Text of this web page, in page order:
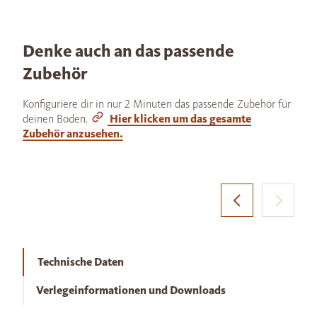
Denke auch an das passende
Zubehör
Konfiguriere dir in nur 2 Minuten das passende Zubehör für
deinen Boden.
Hier klicken um das gesamte
Zubehör anzusehen.
Technische Daten
Verlegeinformationen und Downloads